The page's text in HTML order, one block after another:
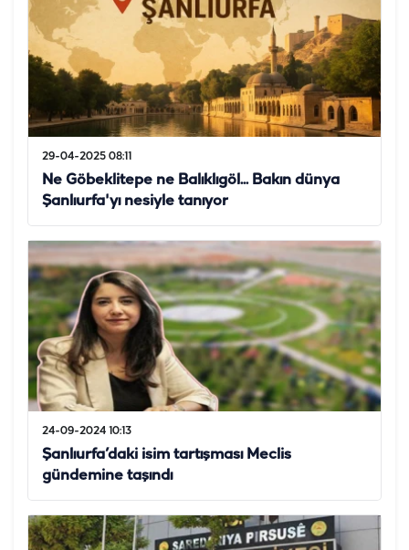
29-04-2025 08:11
Ne Göbeklitepe ne Balıklıgöl... Bakın dünya
Şanlıurfa'yı nesiyle tanıyor
24-09-2024 10:13
Şanlıurfa’daki isim tartışması Meclis
gündemine taşındı